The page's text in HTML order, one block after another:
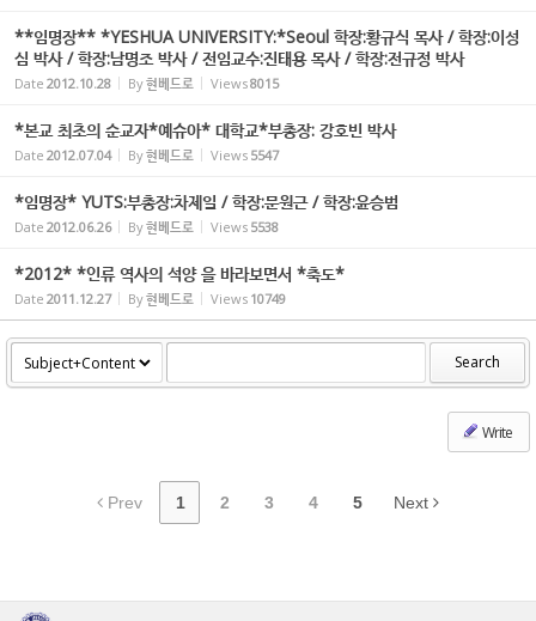
**임명장** *YESHUA UNIVERSITY:*Seoul 학장:황규식 목사 / 학장:이성
심 박사 / 학장:남명조 박사 / 전임교수:진태용 목사 / 학장:전규정 박사
Date 2012.10.28 By현베드로 Views8015
*본교 최초의 순교자*예슈아* 대학교*부총장: 강호빈 박사
Date 2012.07.04 By현베드로 Views 5547
*임명장* YUTS:부총장:차제일 / 학장:문원근 / 학장:윤승범
Date 2012.06.26 By현베드로 Views 5538
*2012* *인류 역사의 석양 을 바라보면서 *축도*
Date 2011.12.27 By현베드로 Views 10749
Search
Write
Prev 1 2 3 4 5 Next